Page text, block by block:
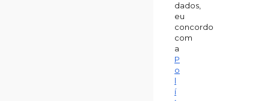
dados,
eu
concordo
com
a
P
o
l
í